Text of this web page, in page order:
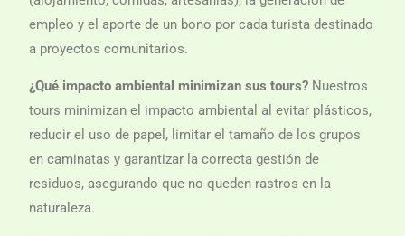
empleo y el aporte de un bono por cada turista destinado
a proyectos comunitarios.
¿Qué impacto ambiental minimizan sus tours? Nuestros
tours minimizan el impacto ambiental al evitar plásticos,
reducir el uso de papel, limitar el tamaño de los grupos
en caminatas y garantizar la correcta gestión de
residuos, asegurando que no queden rastros en la
naturaleza.